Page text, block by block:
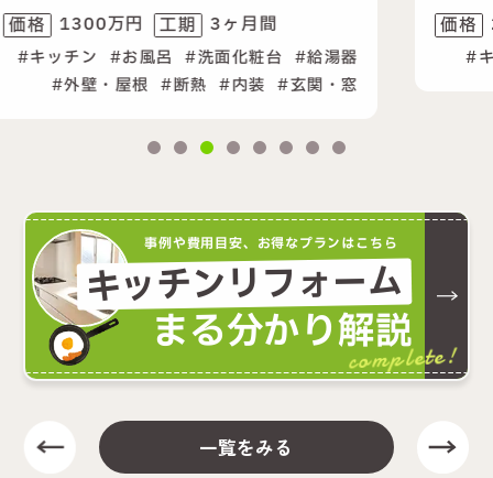
給湯器
玄関・窓
価格 2300万円
キッチン お風呂
事例や費用目安、お得なプランはこちら
キッチンリフォーム
まる分かり解説
complete!
一覧をみる